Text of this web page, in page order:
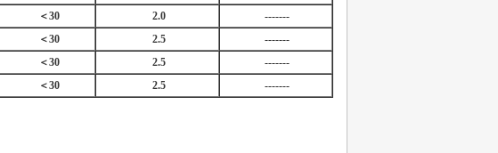
＜30 2.0
-------
＜30 2.5
-------
＜30 2.5
-------
＜30 2.5 -------